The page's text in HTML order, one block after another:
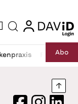
Suche login
RechtAbo
FacebookInstagram